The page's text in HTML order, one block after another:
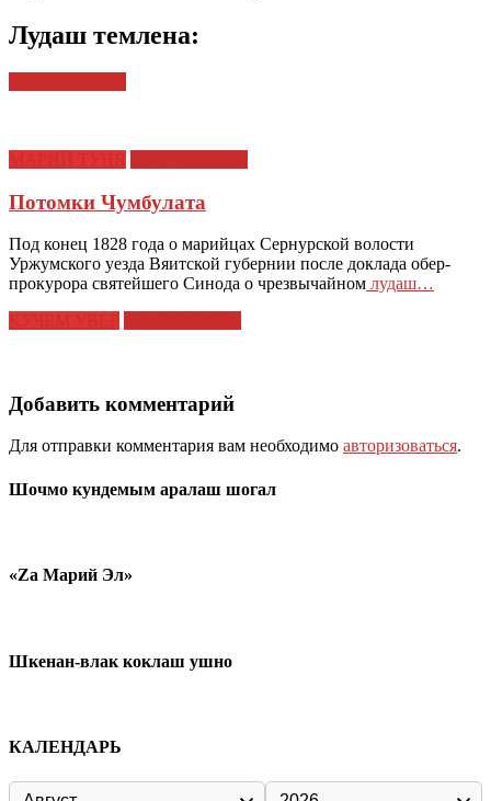
Лудаш темлена:
Потомки Чумбулата
Под конец 1828 года о марийцах Сернурской волости
Уржумского уезда Вяитской губернии после доклада обер-
прокурора святейшего Синода о чрезвычайном лудаш…
Добавить комментарий
Для отправки комментария вам необходимо авторизоваться.
Шочмо кундемым аралаш шогал
«Zа Марий Эл»
Шкенан-влак коклаш ушно
КАЛЕНДАРЬ